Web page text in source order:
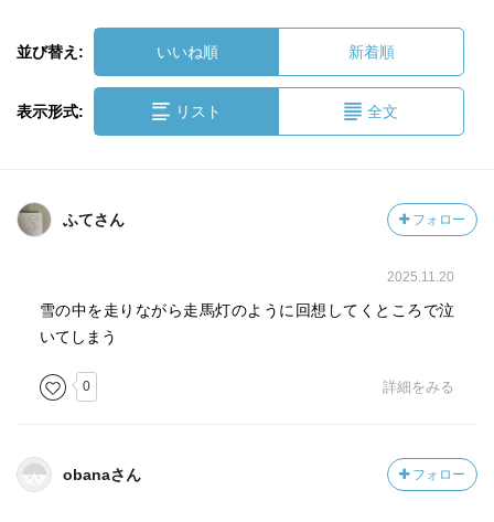
並び替え: いいね順 新着順
表示形式: リスト 全文
ふてさん フォロー
2025.11.20
雪の中を走りながら走馬灯のように回想してくところで泣
いてしまう
0 詳細をみる
obanaさん フォロー